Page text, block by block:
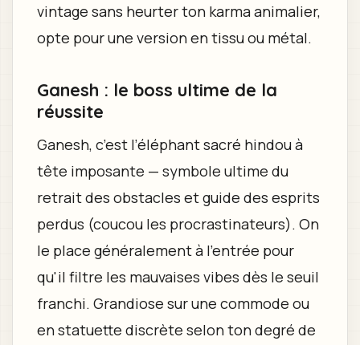
vintage sans heurter ton karma animalier,
opte pour une version en tissu ou métal.
Ganesh : le boss ultime de la
réussite
Ganesh, c’est l’éléphant sacré hindou à
tête imposante — symbole ultime du
retrait des obstacles et guide des esprits
perdus (coucou les procrastinateurs). On
le place généralement à l'entrée pour
qu'il filtre les mauvaises vibes dès le seuil
franchi. Grandiose sur une commode ou
en statuette discrète selon ton degré de